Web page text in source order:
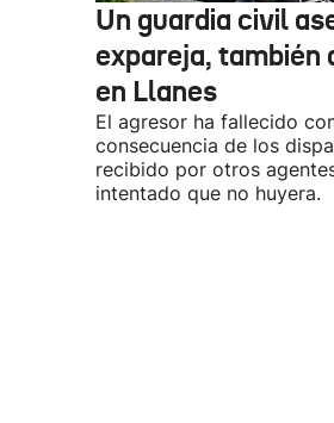
Un guardia civil
expareja, también
en Llanes
El agresor ha fallecido
consecuencia de los
recibido por otros
intentado que no huyera.